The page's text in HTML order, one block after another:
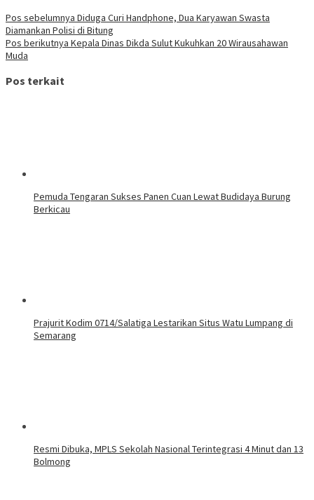
Pos sebelumnya Diduga Curi Handphone, Dua Karyawan Swasta
Diamankan Polisi di Bitung
Pos berikutnya Kepala Dinas Dikda Sulut Kukuhkan 20 Wirausahawan
Muda
Pos terkait
Pemuda Tengaran Sukses Panen Cuan Lewat Budidaya Burung
Berkicau
Prajurit Kodim 0714/Salatiga Lestarikan Situs Watu Lumpang di
Semarang
Resmi Dibuka, MPLS Sekolah Nasional Terintegrasi 4 Minut dan 13
Bolmong